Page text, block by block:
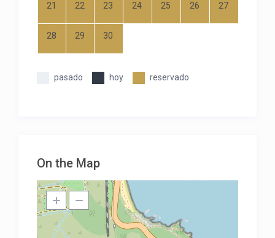
21 22 23 24 25 26 27
28 29 30
pasado hoy reservado
On the Map